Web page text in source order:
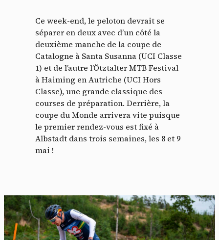
Ce week-end, le peloton devrait se
séparer en deux avec d’un côté la
deuxième manche de la coupe de
Catalogne à Santa Susanna (UCI Classe
1) et de l’autre l’Ötztalter MTB Festival
à Haiming en Autriche (UCI Hors
Classe), une grande classique des
courses de préparation. Derrière, la
coupe du Monde arrivera vite puisque
le premier rendez-vous est fixé à
Albstadt dans trois semaines, les 8 et 9
mai !